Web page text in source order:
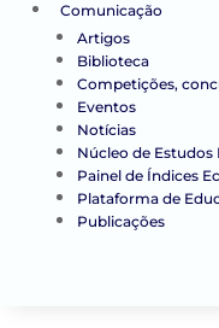
Comunicação
Artigos
Biblioteca
Competições,
Eventos
Notícias
Núcleo de Estudos
Painel de Índices
Plataforma de
Publicações